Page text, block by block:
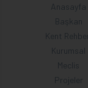
Anasayfa
Başkan
Kent
Kurumsal
Meclis
Projeler